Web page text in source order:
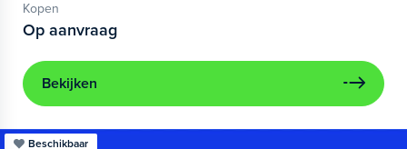
Kopen
Op aanvraag
Bekijken
Beschikbaar